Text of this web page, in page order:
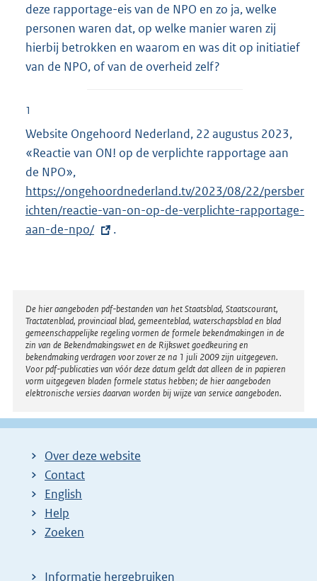
deze rapportage-eis van de NPO en zo ja, welke
personen waren dat, op welke manier waren zij
hierbij betrokken en waarom en was dit op initiatief
van de NPO, of van de overheid zelf?
1
Website Ongehoord Nederland, 22 augustus 2023,
«Reactie van ON! op de verplichte rapportage aan
de NPO»,
x
t
e
l
i
n
k
:
https://ongehoordnederland.tv/2023/08/22/persber
ichten/reactie-van-on-op-de-verplichte-rapportage-
aan-de-npo/
.
Disclaimer
De hier aangeboden pdf-bestanden van het Staatsblad, Staatscourant,
Tractatenblad, provinciaal blad, gemeenteblad, waterschapsblad en blad
gemeenschappelijke regeling vormen de formele bekendmakingen in de
zin van de Bekendmakingswet en de Rijkswet goedkeuring en
bekendmaking verdragen voor zover ze na 1 juli 2009 zijn uitgegeven.
Voor pdf-publicaties van vóór deze datum geldt dat alleen de in papieren
vorm uitgegeven bladen formele status hebben; de hier aangeboden
elektronische versies daarvan worden bij wijze van service aangeboden.
Over deze website
Contact
English
Help
Zoeken
Informatie hergebruiken